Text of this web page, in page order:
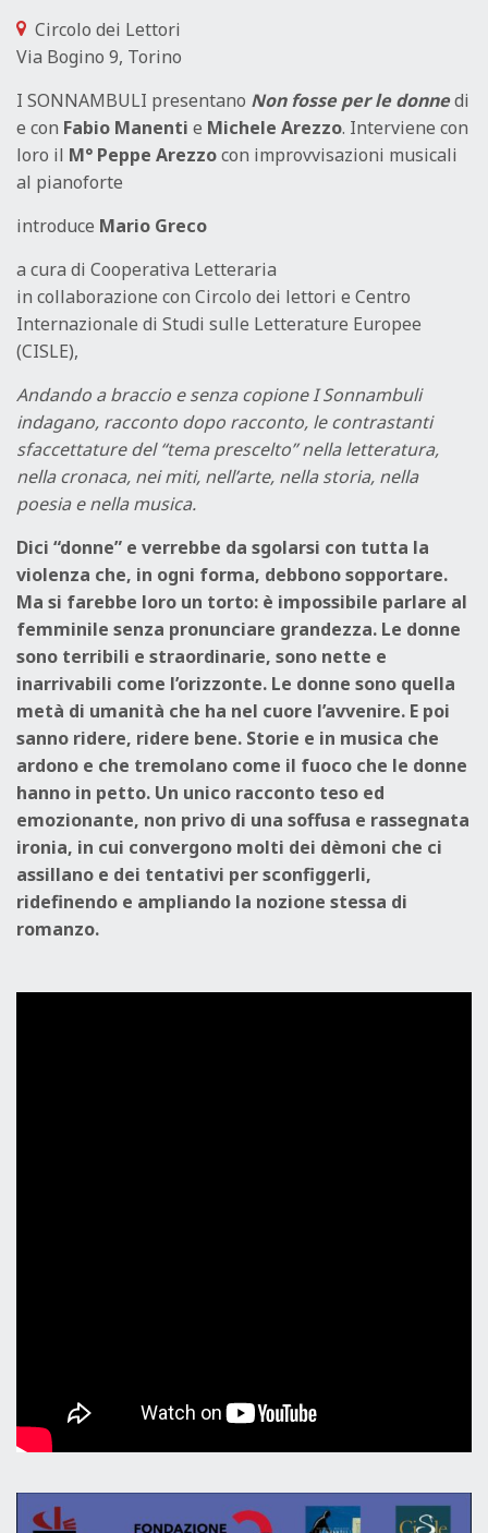
Circolo dei Lettori
Via Bogino 9, Torino
I SONNAMBULI presentano Non fosse per le donnedi
e con Fabio Manenti e Michele Arezzo. Interviene con
loro il M° Peppe Arezzocon improvvisazioni musicali
al pianoforte
introduce Mario Greco
a cura di Cooperativa Letteraria
in collaborazione con Circolo dei lettori e Centro
Internazionale di Studi sulle Letterature Europee
(CISLE),
Andando a braccio e senza copione I Sonnambuli
indagano, racconto dopo racconto, le contrastanti
sfaccettature del “tema prescelto” nella letteratura,
nella cronaca, nei miti, nell’arte, nella storia, nella
poesia e nella musica.
Dici “donne” e verrebbe da sgolarsi con tutta la
violenza che, in ogni forma, debbono sopportare.
Ma si farebbe loro un torto: è impossibile parlare al
femminile senza pronunciare grandezza. Le donne
sono terribili e straordinarie, sono nette e
inarrivabili come l’orizzonte. Le donne sono quella
metà di umanità che ha nel cuore l’avvenire. E poi
sanno ridere, ridere bene. Storie e in musica che
ardono e che tremolano come il fuoco che le donne
hanno in petto. Un unico racconto teso ed
emozionante, non privo di una soffusa e rassegnata
ironia, in cui convergono molti dei dèmoni che ci
assillano e dei tentativi per sconfiggerli,
ridefinendo e ampliando la nozione stessa di
romanzo.